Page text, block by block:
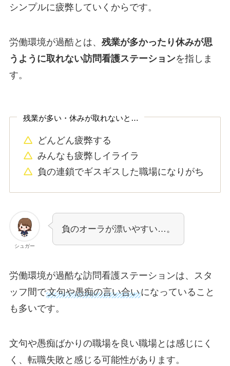
シンプルに疲弊していくからです。
労働環境が過酷とは、 残業が多かったり休みが思
うように取れない訪問看護ステーションを指しま
す。
残業が多い・休みが取れないと…
どんどん疲弊する
みんなも疲弊しイライラ
負の連鎖でギスギスした職場になりがち
シュガー
負のオーラが漂いやすい…。
労働環境が過酷な訪問看護ステーションは、スタ
ッフ間で文句や愚痴の言い合いになっていること
も多いです。
文句や愚痴ばかりの職場を良い職場とは感じにく
く、転職失敗と感じる可能性があります。